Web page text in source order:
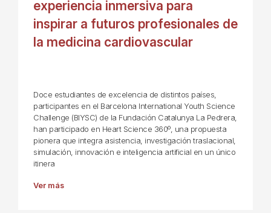
experiencia inmersiva para
inspirar a futuros profesionales de
la medicina cardiovascular
Doce estudiantes de excelencia de distintos países,
participantes en el Barcelona International Youth Science
Challenge (BIYSC) de la Fundación Catalunya La Pedrera,
han participado en Heart Science 360º, una propuesta
pionera que integra asistencia, investigación traslacional,
simulación, innovación e inteligencia artificial en un único
itinera
Ver más